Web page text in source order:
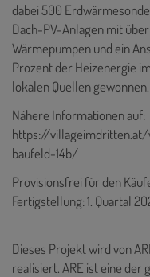
dabei 500
Dach-PV-Anlagen mit
Wärmepumpen und ein
Prozent der Heizenergie
lokalen Quellen gewonnen.
Nähere Informationen auf:
https://
baufeld-14b/
Provisionsfrei für den
Fertigstellung: 1. Quartal
Dieses Projekt wird von
realisiert. ARE ist eine